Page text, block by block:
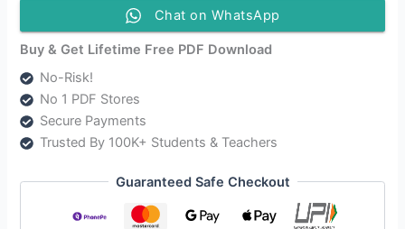
Question
Answer
Medium
|
একাদশ
শ্রেণী
Chat on WhatsApp
Buy & Get Lifetime Free PDF Download
No-Risk!
No 1 PDF Stores
Secure Payments
Trusted By 100K+ Students & Teachers
Guaranteed Safe Checkout